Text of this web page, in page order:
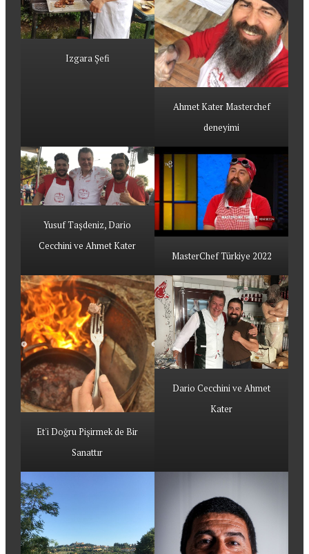
Izgara Şefi
Ahmet Kater Masterchef
deneyimi
Yusuf Taşdeniz, Dario
Cecchini ve Ahmet Kater
MasterChef Türkiye 2022
Et'i Doğru Pişirmek de Bir
Sanattır
Dario Cecchini ve Ahmet
Kater